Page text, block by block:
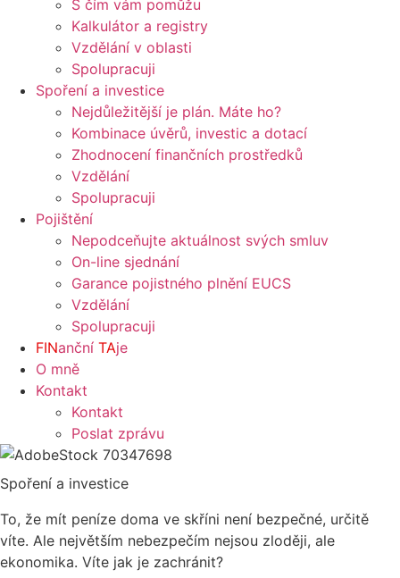
S čím vám pomůžu
Kalkulátor a registry
Vzdělání v oblasti
Spolupracuji
Spoření a investice​
Nejdůležitější je plán. Máte ho?
Kombinace úvěrů, investic a dotací
Zhodnocení finančních prostředků
Vzdělání
Spolupracuji
Pojištění
Nepodceňujte aktuálnost svých smluv
On-line sjednání
Garance pojistného plnění EUCS
Vzdělání
Spolupracuji
FINanční TAje
O mně
Kontakt
Kontakt
Poslat zprávu
Spoření a investice
To, že mít peníze doma ve skříni není bezpečné, určitě
víte. Ale největším nebezpečím nejsou zloději, ale
ekonomika. Víte jak je zachránit?